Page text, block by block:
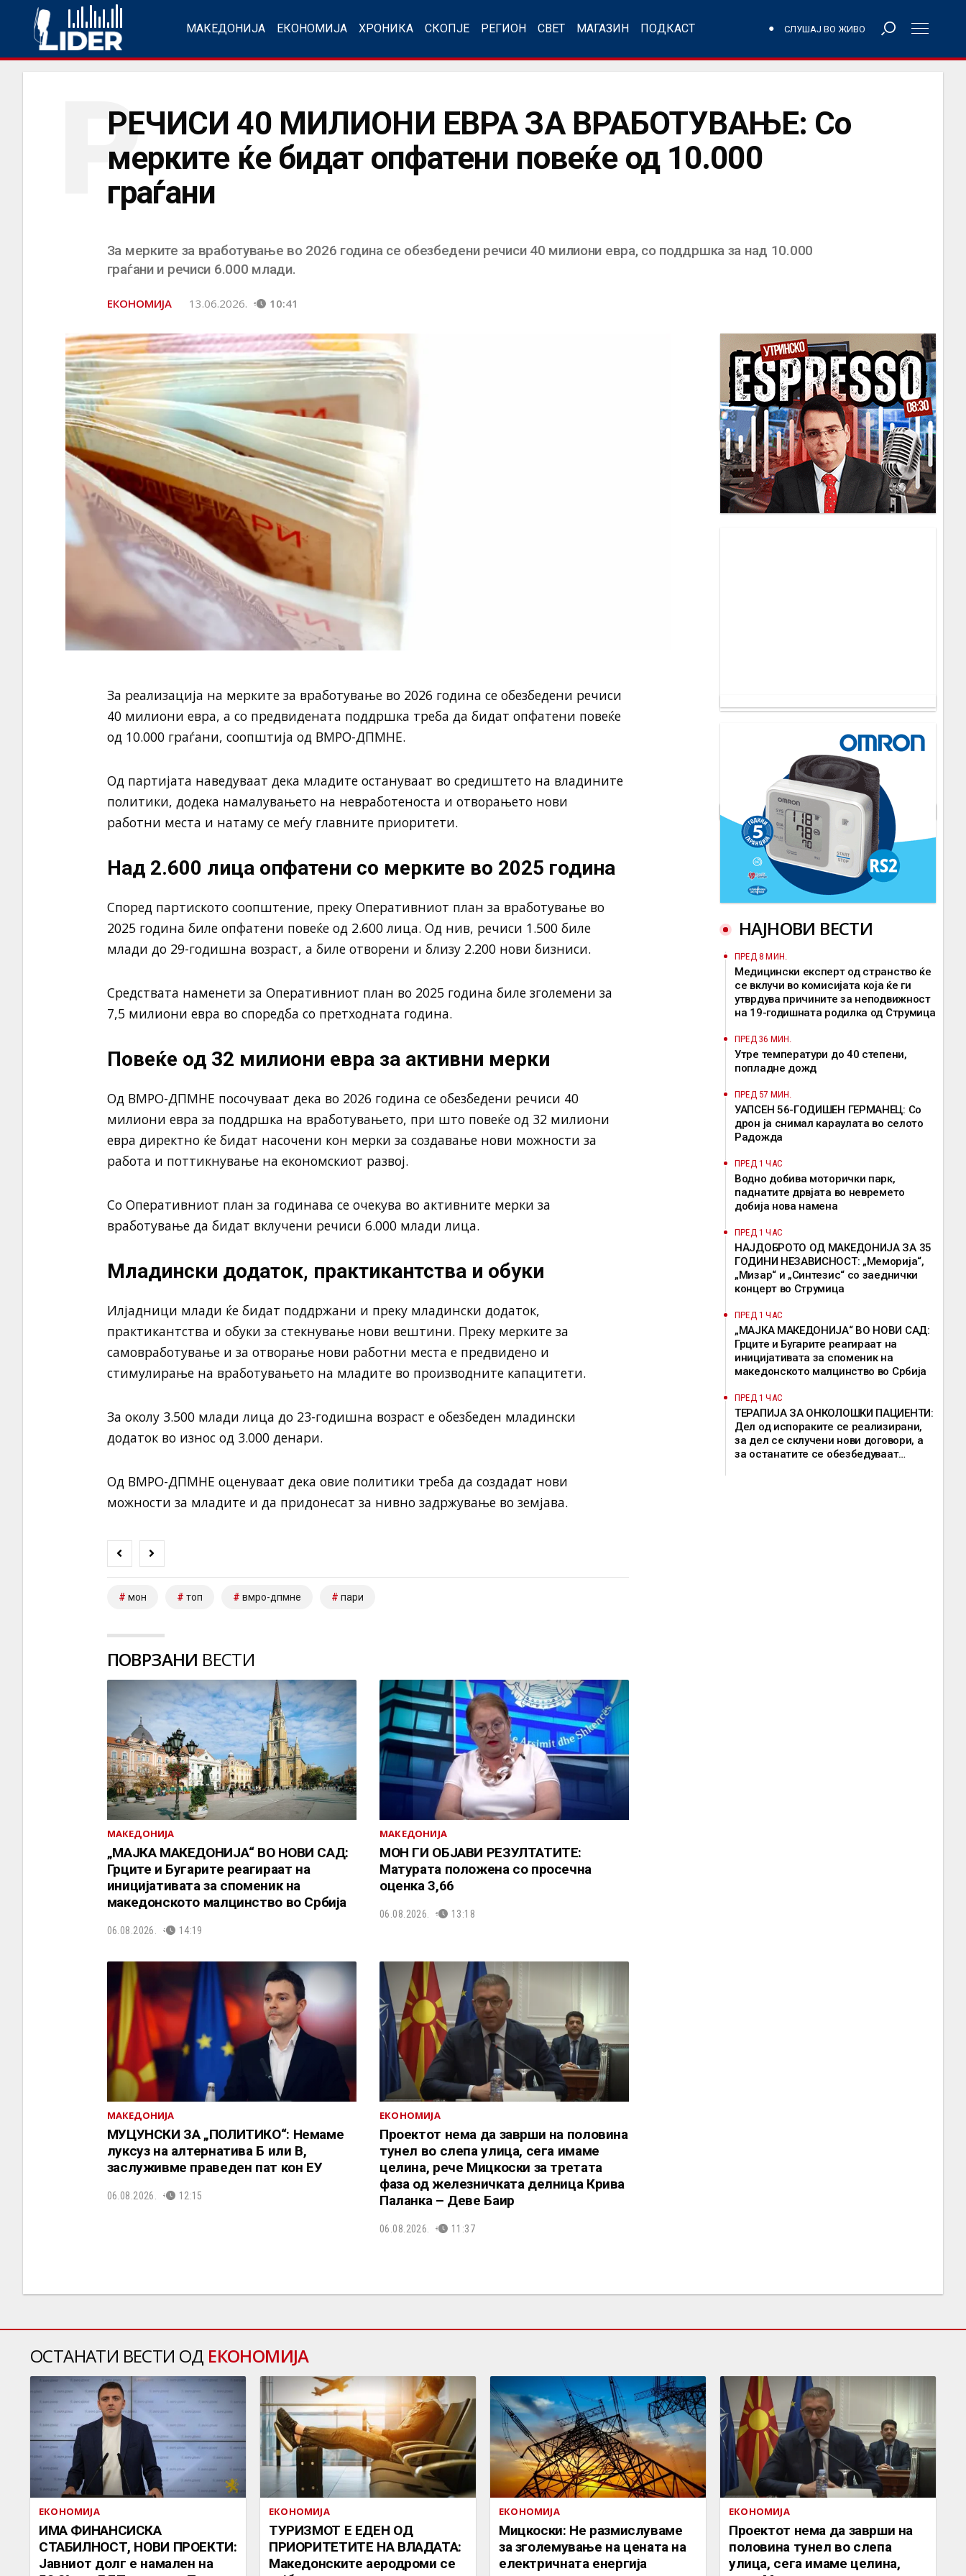
МАКЕДОНИЈА ЕКОНОМИЈА ХРОНИКА СКОПЈЕ РЕГИОН СВЕТ МАГАЗИН ПОДКАСТ СЛУШАЈ ВО ЖИВО
РЕЧИСИ 40 МИЛИОНИ ЕВРА ЗА ВРАБОТУВАЊЕ: Со
мерките ќе бидат опфатени повеќе од 10.000
граѓани
Р
За мерките за вработување во 2026 година се обезбедени речиси 40 милиони евра, со поддршка за над 10.000
граѓани и речиси 6.000 млади.
ЕКОНОМИЈА 13.06.2026. 10:41
За реализација на мерките за вработување во 2026 година се обезбедени речиси
40 милиони евра, а со предвидената поддршка треба да бидат опфатени повеќе
од 10.000 граѓани, соопштија од ВМРО-ДПМНЕ.
Од партијата наведуваат дека младите остануваат во средиштето на владините
политики, додека намалувањето на невработеноста и отворањето нови
работни места и натаму се меѓу главните приоритети.
Над 2.600 лица опфатени со мерките во 2025 година
Според партиското соопштение, преку Оперативниот план за вработување во
2025 година биле опфатени повеќе од 2.600 лица. Од нив, речиси 1.500 биле
млади до 29-годишна возраст, а биле отворени и близу 2.200 нови бизниси.
Средствата наменети за Оперативниот план во 2025 година биле зголемени за
7,5 милиони евра во споредба со претходната година.
Повеќе од 32 милиони евра за активни мерки
Од ВМРО-ДПМНЕ посочуваат дека во 2026 година се обезбедени речиси 40
милиони евра за поддршка на вработувањето, при што повеќе од 32 милиони
евра директно ќе бидат насочени кон мерки за создавање нови можности за
работа и поттикнување на економскиот развој.
Со Оперативниот план за годинава се очекува во активните мерки за
вработување да бидат вклучени речиси 6.000 млади лица.
Младински додаток, практикантства и обуки
Илјадници млади ќе бидат поддржани и преку младински додаток,
практикантства и обуки за стекнување нови вештини. Преку мерките за
самовработување и за отворање нови работни места е предвидено и
стимулирање на вработувањето на младите во производните капацитети.
За околу 3.500 млади лица до 23-годишна возраст е обезбеден младински
додаток во износ од 3.000 денари.
Од ВМРО-ДПМНЕ оценуваат дека овие политики треба да создадат нови
можности за младите и да придонесат за нивно задржување во земјава.
мон топ вмро-дпмне пари
ПОВРЗАНИ ВЕСТИ
МАКЕДОНИЈА
„МАЈКА МАКЕДОНИЈА“ ВО НОВИ САД:
Грците и Бугарите реагираат на
иницијативата за споменик на
македонското малцинство во Србија
06.08.2026. 14:19
МАКЕДОНИЈА
МОН ГИ ОБЈАВИ РЕЗУЛТАТИТЕ:
Матурата положена со просечна
оценка 3,66
06.08.2026. 13:18
МАКЕДОНИЈА
МУЦУНСКИ ЗА „ПОЛИТИКО“: Немаме
луксуз на алтернатива Б или В,
заслуживме праведен пат кон ЕУ
06.08.2026. 12:15
ЕКОНОМИЈА
Проектот нема да заврши на половина
тунел во слепа улица, сега имаме
целина, рече Мицкоски за третата
фаза од железничката делница Крива
Паланка – Деве Баир
06.08.2026. 11:37
НАЈНОВИ ВЕСТИ
ПРЕД 8 МИН.
Медицински експерт од странство ќе
се вклучи во комисијата која ќе ги
утврдува причините за неподвижност
на 19-годишната родилка од Струмица
ПРЕД 36 МИН.
Утре температури до 40 степени,
попладне дожд
ПРЕД 57 МИН.
УАПСЕН 56-ГОДИШЕН ГЕРМАНЕЦ: Со
дрон ја снимал караулата во селото
Радожда
ПРЕД 1 ЧАС
Водно добива моторички парк,
паднатите дрвјата во невремето
добија нова намена
ПРЕД 1 ЧАС
НАЈДОБРОТО ОД МАКЕДОНИЈА ЗА 35
ГОДИНИ НЕЗАВИСНОСТ: „Меморија“,
„Мизар“ и „Синтезис“ со заеднички
концерт во Струмица
ПРЕД 1 ЧАС
„МАЈКА МАКЕДОНИЈА“ ВО НОВИ САД:
Грците и Бугарите реагираат на
иницијативата за споменик на
македонското малцинство во Србија
ПРЕД 1 ЧАС
ТЕРАПИЈА ЗА ОНКОЛОШКИ ПАЦИЕНТИ:
Дел од испораките се реализирани,
за дел се склучени нови договори, а
за останатите се обезбедуваат
ОСТАНАТИ ВЕСТИ ОД ЕКОНОМИЈА
ЕКОНОМИЈА
ИМА ФИНАНСИСКА
СТАБИЛНОСТ, НОВИ ПРОЕКТИ:
Јавниот долг е намален на
ЕКОНОМИЈА
ТУРИЗМОТ Е ЕДЕН ОД
ПРИОРИТЕТИТЕ НА ВЛАДАТА:
Македонските аеродроми се
ЕКОНОМИЈА
Мицкоски: Не размислуваме
за зголемување на цената на
електричната енергија
ЕКОНОМИЈА
Проектот нема да заврши на
половина тунел во слепа
улица, сега имаме целина,